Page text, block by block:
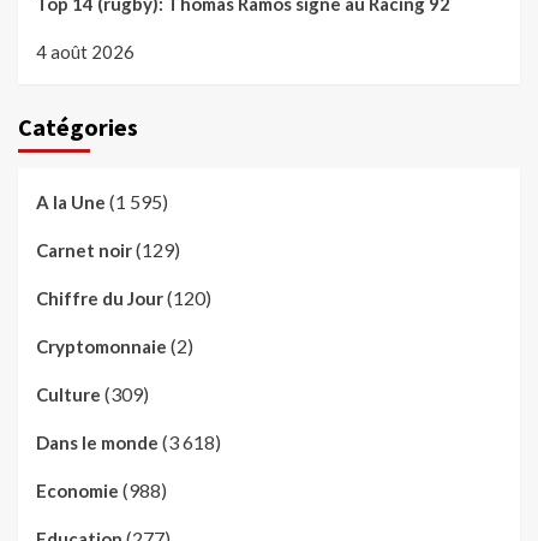
4 août 2026
Catégories
A la Une (1 595)
Carnet noir(129)
Chiffre du Jour(120)
Cryptomonnaie (2)
Culture (309)
Dans le monde (3 618)
Economie (988)